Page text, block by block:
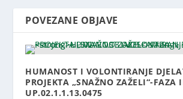
POVEZANE OBJAVE
HUMANOST I VOLONTIRANJE
PROJEKTA „SNAŽNO ZAŽELI“-FAZA
UP.02.1.1.13.0475